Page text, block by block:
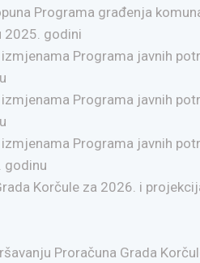
Programa građenja
2025. godini
Programa javnih
Programa javnih
Programa javnih
godinu
Korčule za 2026. i
Proračuna Grada